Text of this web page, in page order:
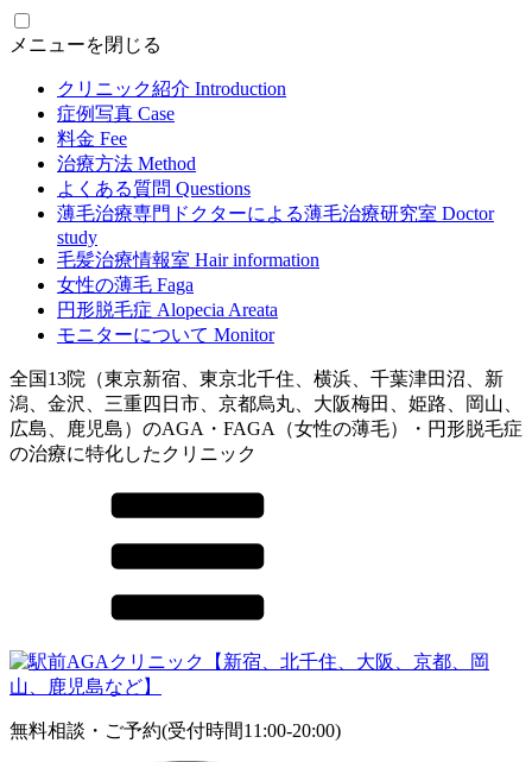
メニューを閉じる
クリニック紹介 Introduction
症例写真 Case
料金 Fee
治療方法 Method
よくある質問 Questions
薄毛治療専門ドクターによる薄毛治療研究室 Doctor
study
毛髪治療情報室 Hair information
女性の薄毛 Faga
円形脱毛症 Alopecia Areata
モニターについて Monitor
全国13院（東京新宿、東京北千住、横浜、千葉津田沼、新
潟、金沢、三重四日市、京都烏丸、大阪梅田、姫路、岡山、
広島、鹿児島）のAGA・FAGA（女性の薄毛）・円形脱毛症
の治療に特化したクリニック
無料相談・ご予約(受付時間11:00-20:00)